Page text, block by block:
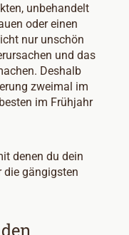
unbehandelt
oder einen
nur unschön
und das
Deshalb
zweimal im
im Frühjahr
denen du dein
die gängigsten